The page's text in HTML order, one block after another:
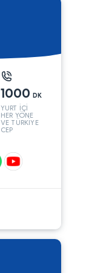
1000 DK
YURT İÇİ
HER YÖNE
VE TÜRKİYE
CEP